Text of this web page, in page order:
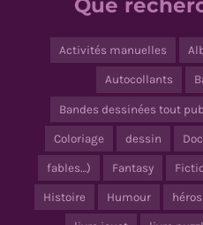
Que
Activités manuelles
Autocollants
Bandes dessinées tout
Coloriage dessin
fables…) Fantasy
Histoire Humour